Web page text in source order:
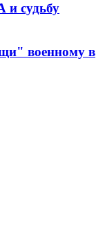
и судьбу
военному в